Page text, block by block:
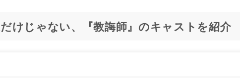
けじゃない、『教誨師』のキャストを紹介